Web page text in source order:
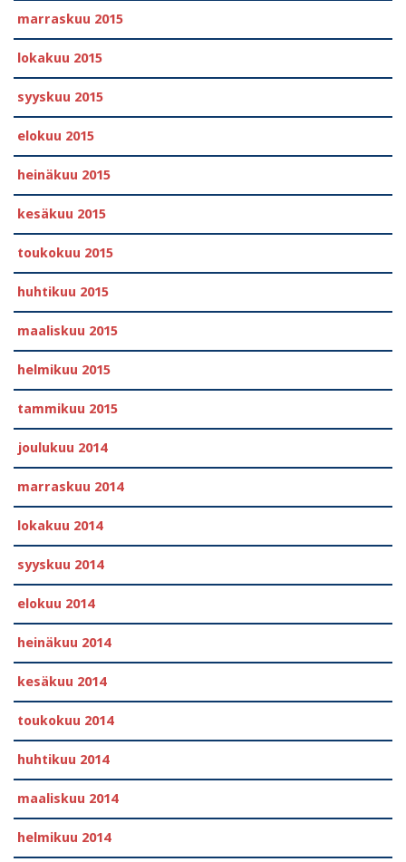
marraskuu 2015
lokakuu 2015
syyskuu 2015
elokuu 2015
heinäkuu 2015
kesäkuu 2015
toukokuu 2015
huhtikuu 2015
maaliskuu 2015
helmikuu 2015
tammikuu 2015
joulukuu 2014
marraskuu 2014
lokakuu 2014
syyskuu 2014
elokuu 2014
heinäkuu 2014
kesäkuu 2014
toukokuu 2014
huhtikuu 2014
maaliskuu 2014
helmikuu 2014